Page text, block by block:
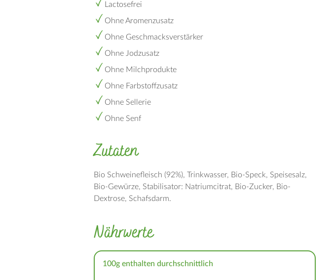
Lactosefrei
Ohne Aromenzusatz
Ohne Geschmacksverstärker
Ohne Jodzusatz
Ohne Milchprodukte
Ohne Farbstoffzusatz
Ohne Sellerie
Ohne Senf
Zutaten
Bio Schweinefleisch (92%) Trinkwasser Bio-Speck
Speisesalz
Bio-Gewürze Stabilisator: Natriumcitrat Bio-Zucker
Bio-
Dextrose Schafsdarm
Nährwerte
100g enthalten durchschnittlich